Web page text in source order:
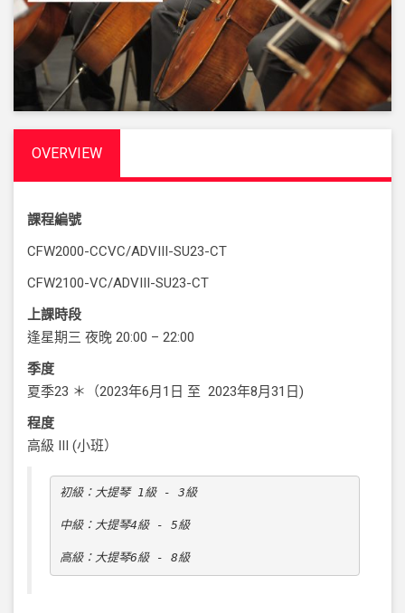
OVERVIEW
課程編號
CFW2000-CCVC/ADVIII-SU23-CT
CFW2100-VC/ADVIII-SU23-CT
上課時段
逢星期三 夜晚 20:00 – 22:00
季度
夏季23 ＊（2023年6月1日 至 2023年8月31日)
程度
高級 III (小班）
初級：大提琴 1級 - 3級
中級：大提琴4級 - 5級
高級：大提琴6級 - 8級